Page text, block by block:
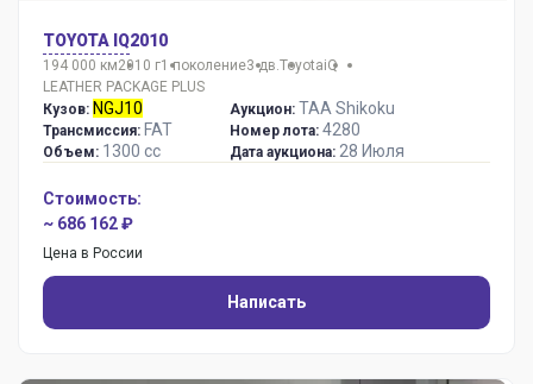
TOYOTA IQ2010
194 000 км2010 г1 поколение3 дв. ToyotaiQ
LEATHER PACKAGE PLUS
Кузов: NGJ10
Трансмиссия: FAT
Объем: 1300 сс
Аукцион: TAA Shikoku
Номер лота: 4280
Дата аукциона: 28 Июля
Стоимость:
~ 686 162 ₽
Цена в России
Написать